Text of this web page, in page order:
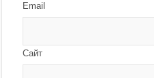
Email
Сайт